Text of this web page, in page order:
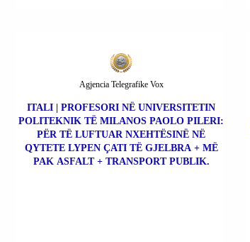
ITALI | PROFESORI NË UNIVERSITETIN
POLITEKNIK TË MILANOS PAOLO PILERI:
PËR TË LUFTUAR NXEHTËSINË NË
QYTETE LYPEN ÇATI TË GJELBRA + MË
PAK ASFALT + TRANSPORT PUBLIK.
Agjencia Telegrafike Vox